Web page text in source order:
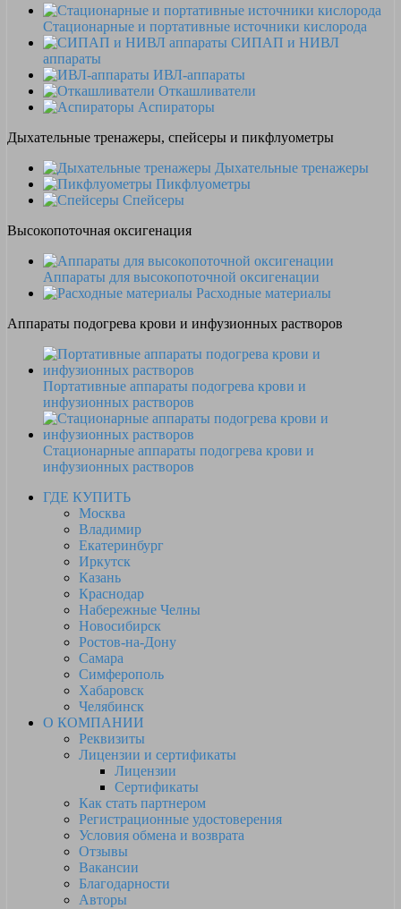
Стационарные и портативные источники кислорода
СИПАП и НИВЛ
аппараты
ИВЛ-аппараты
Откашливатели
Аспираторы
Дыхательные тренажеры, спейсеры и пикфлуометры
Дыхательные тренажеры
Пикфлуометры
Спейсеры
Высокопоточная оксигенация
Аппараты для высокопоточной оксигенации
Расходные материалы
Аппараты подогрева крови и инфузионных растворов
Портативные аппараты подогрева крови и
инфузионных растворов
Стационарные аппараты подогрева крови и
инфузионных растворов
ГДЕ КУПИТЬ
Москва
Владимир
Екатеринбург
Иркутск
Казань
Краснодар
Набережные Челны
Новосибирск
Ростов-на-Дону
Самара
Симферополь
Хабаровск
Челябинск
О КОМПАНИИ
Реквизиты
Лицензии и сертификаты
Лицензии
Сертификаты
Как стать партнером
Регистрационные удостоверения
Условия обмена и возврата
Отзывы
Вакансии
Благодарности
Авторы